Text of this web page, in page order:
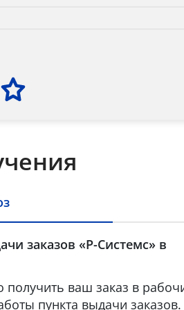
заказов «Р-Системс» в
ваш заказ в
пункта выдачи